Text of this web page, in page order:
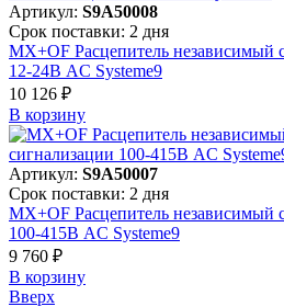
Артикул: S9A50008
Срок поставки: 2 дня
MX+OF Расцепитель независимый
12-24В AC Systeme9
10 126 ₽
В корзинy
Артикул: S9A50007
Срок поставки: 2 дня
MX+OF Расцепитель независимый
100-415В AC Systeme9
9 760 ₽
В корзинy
Вверх